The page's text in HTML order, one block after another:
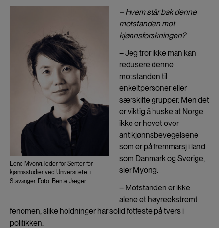
Lene Myong, leder for Senter for
kjønnsstudier ved Universitetet i
Stavanger. Foto: Bente Jæger
– Hvem står bak denne
motstanden mot
kjønnsforskningen?
– Jeg tror ikke man kan
redusere denne
motstanden til
enkeltpersoner eller
særskilte grupper. Men det
er viktig å huske at Norge
ikke er hevet over
antikjønnsbevegelsene
som er på fremmarsj i land
som Danmark og Sverige,
sier Myong.
– Motstanden er ikke
alene et høyreekstremt
fenomen, slike holdninger har solid fotfeste på tvers i
politikken.